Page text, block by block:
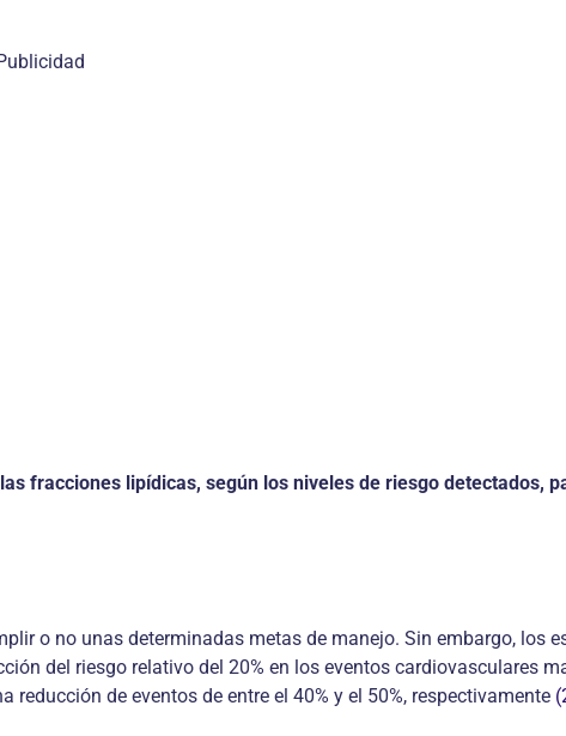
fracciones lipídicas, según los niveles de riesgo detectados,
o no unas determinadas metas de manejo. Sin embargo, los
del riesgo relativo del 20% en los eventos cardiovascu­lares
de eventos de entre el 40% y el 50%, respectivamente